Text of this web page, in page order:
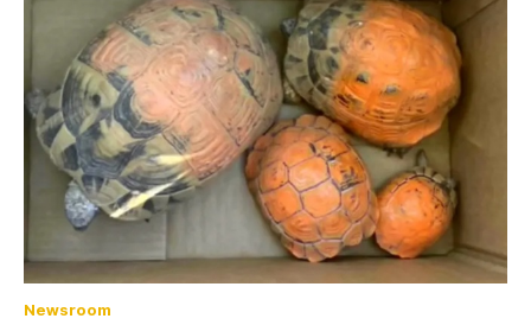
Newsroom